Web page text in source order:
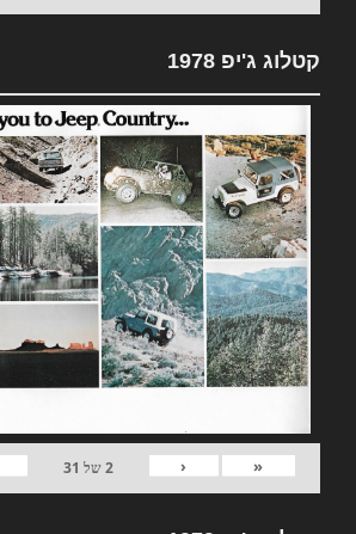
קטלוג ג'יפ 1978
«
‹
2של 31